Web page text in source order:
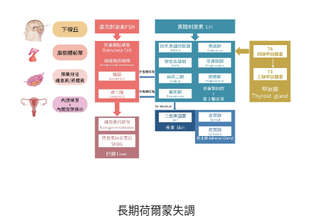
長期荷爾蒙失調